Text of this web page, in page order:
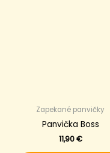
Zapekané panvičky
Panvička Boss
11,90€